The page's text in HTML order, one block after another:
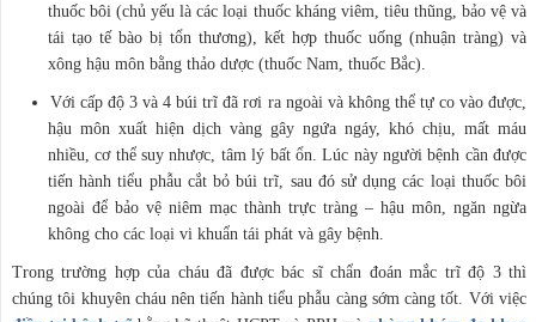
thuốc bôi (chủ yếu là các loại thuốc kháng viêm, tiêu thũng, bảo vệ và
tái tạo tế bào bị tổn thương), kết hợp thuốc uống (nhuận tràng) và
xông hậu môn bằng thảo dược (thuốc Nam, thuốc Bắc).
Với cấp độ 3 và 4 búi trĩ đã rơi ra ngoài và không thể tự co vào được,
hậu môn xuất hiện dịch vàng gây ngứa ngáy, khó chịu, mất máu
nhiều, cơ thể suy nhược, tâm lý bất ổn. Lúc này người bệnh cần được
tiến hành tiểu phẫu cắt bỏ búi trĩ, sau đó sử dụng các loại thuốc bôi
ngoài để bảo vệ niêm mạc thành trực tràng – hậu môn, ngăn ngừa
không cho các loại vi khuẩn tái phát và gây bệnh.
Trong trường hợp của cháu đã được bác sĩ chẩn đoán mắc trĩ độ 3 thì
chúng tôi khuyên cháu nên tiến hành tiểu phẫu càng sớm càng tốt. Với việc